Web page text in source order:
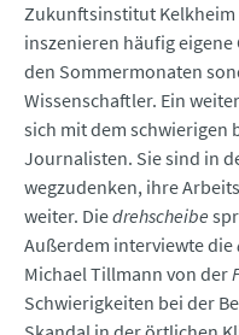
Zukunftsinstitut Kelkheim
inszenieren häufig
den Sommermonaten
Wissenschaftler. Ein
sich mit dem schwierigen
Journalisten. Sie sind in
wegzudenken, ihre
weiter. Diedrehscheibe
Außerdem interviewte die
Michael Tillmann von der
Schwierigkeiten bei der